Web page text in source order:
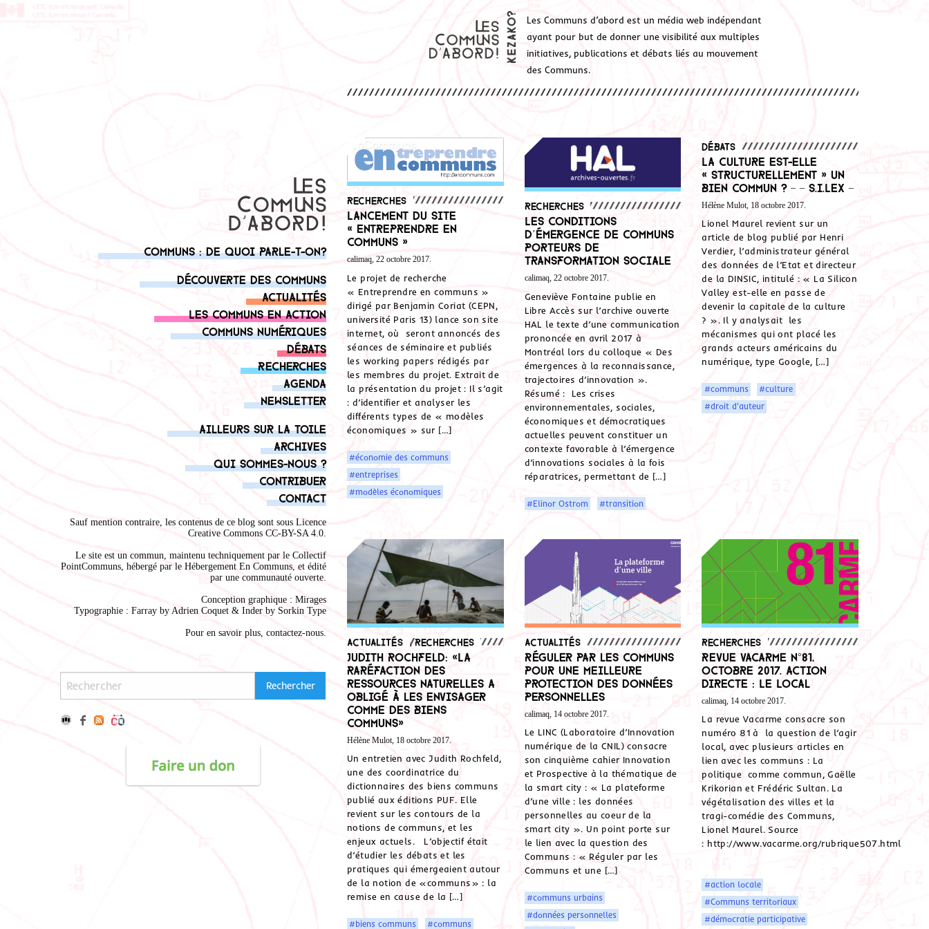
Les Communs d’abord est un média web indépendant
ayant pour but de donner une visibilité aux multiples
initiatives, publications et débats liés au mouvement
des Communs.
Communs : de quoi parle-t-on?
Découverte des communs
Actualités
Les communs en action
Communs numériques
Débats
Recherches
Agenda
Newsletter
Ailleurs sur la toile
Archives
Qui sommes-nous ?
Contribuer
Contact
Sauf mention contraire, les contenus de ce blog sont sous Licence
Creative Commons CC-BY-SA 4.0.
Le site est un commun, maintenu techniquement par le Collectif
PointCommuns, hébergé par le Hébergement En Communs, et édité
par une communauté ouverte.
Conception graphique : Mirages
Typographie : Farray by Adrien Coquet & Inder by Sorkin Type
Pour en savoir plus, contactez-nous.
Recherches
Lancement du site
« Entreprendre en
communs »
calimaq, 22 octobre 2017.
Le projet de recherche
« Entreprendre en communs »
dirigé par Benjamin Coriat (CEPN,
université Paris 13) lance son site
internet, où seront annoncés des
séances de séminaire et publiés
les working papers rédigés par
les membres du projet. Extrait de
la présentation du projet : Il s’agit
: d’identifier et analyser les
différents types de « modèles
économiques » sur […]
#économie des communs
#entreprises
#modèles économiques
Recherches
Les conditions
d’émergence de communs
porteurs de
transformation sociale
calimaq, 22 octobre 2017.
Geneviève Fontaine publie en
Libre Accès sur l’archive ouverte
HAL le texte d’une communication
prononcée en avril 2017 à
Montréal lors du colloque « Des
émergences à la reconnaissance,
trajectoires d’innovation ».
Résumé : Les crises
environnementales, sociales,
économiques et démocratiques
actuelles peuvent constituer un
contexte favorable à l’émergence
d’innovations sociales à la fois
réparatrices, permettant de […]
#Elinor Ostrom #transition
Débats
La Culture est-elle
« structurellement » un
bien commun ? – – S.I.Lex –
Hélène Mulot, 18 octobre 2017.
Lionel Maurel revient sur un
article de blog publié par Henri
Verdier, l’administrateur général
des données de l’Etat et directeur
de la DINSIC, intitulé : « La Silicon
Valley est-elle en passe de
devenir la capitale de la culture
? ». Il y analysait les
mécanismes qui ont placé les
grands acteurs américains du
numérique, type Google, […]
#communs
#culture
#droit d'auteur
Actualités ,Recherches
Judith Rochfeld: «La
raréfaction des
ressources naturelles a
obligé à les envisager
comme des biens
communs»
Hélène Mulot, 18 octobre 2017.
Un entretien avec Judith Rochfeld,
une des coordinatrice du
dictionnaires des biens communs
publié aux éditions PUF. Elle
revient sur les contours de la
notions de communs, et les
enjeux actuels. L’objectif était
d’étudier les débats et les
pratiques qui émergeaient autour
de la notion de «communs» : la
remise en cause de la […]
#biens communs #communs
Actualités
Réguler par les Communs
pour une meilleure
protection des données
personnelles
calimaq, 14 octobre 2017.
Le LINC (Laboratoire d’Innovation
numérique de la CNIL) consacre
son cinquième cahier Innovation
et Prospective à la thématique de
la smart city : « La plateforme
d’une ville : les données
personnelles au coeur de la
smart city ». Un point porte sur
le lien avec la question des
Communs : « Réguler par les
Communs et une […]
#communs urbains
#données personnelles
Recherches
Revue Vacarme n°81,
octobre 2017. Action
directe : Le Local
calimaq, 14 octobre 2017.
La revue Vacarme consacre son
numéro 81 à la question de l’agir
local, avec plusieurs articles en
lien avec les communs : La
politique comme commun, Gaëlle
Krikorian et Frédéric Sultan. La
végétalisation des villes et la
tragi-comédie des Communs,
Lionel Maurel. Source
: http://www.vacarme.org/rubrique507.html
#action locale
#Communs territoriaux
#démocratie participative